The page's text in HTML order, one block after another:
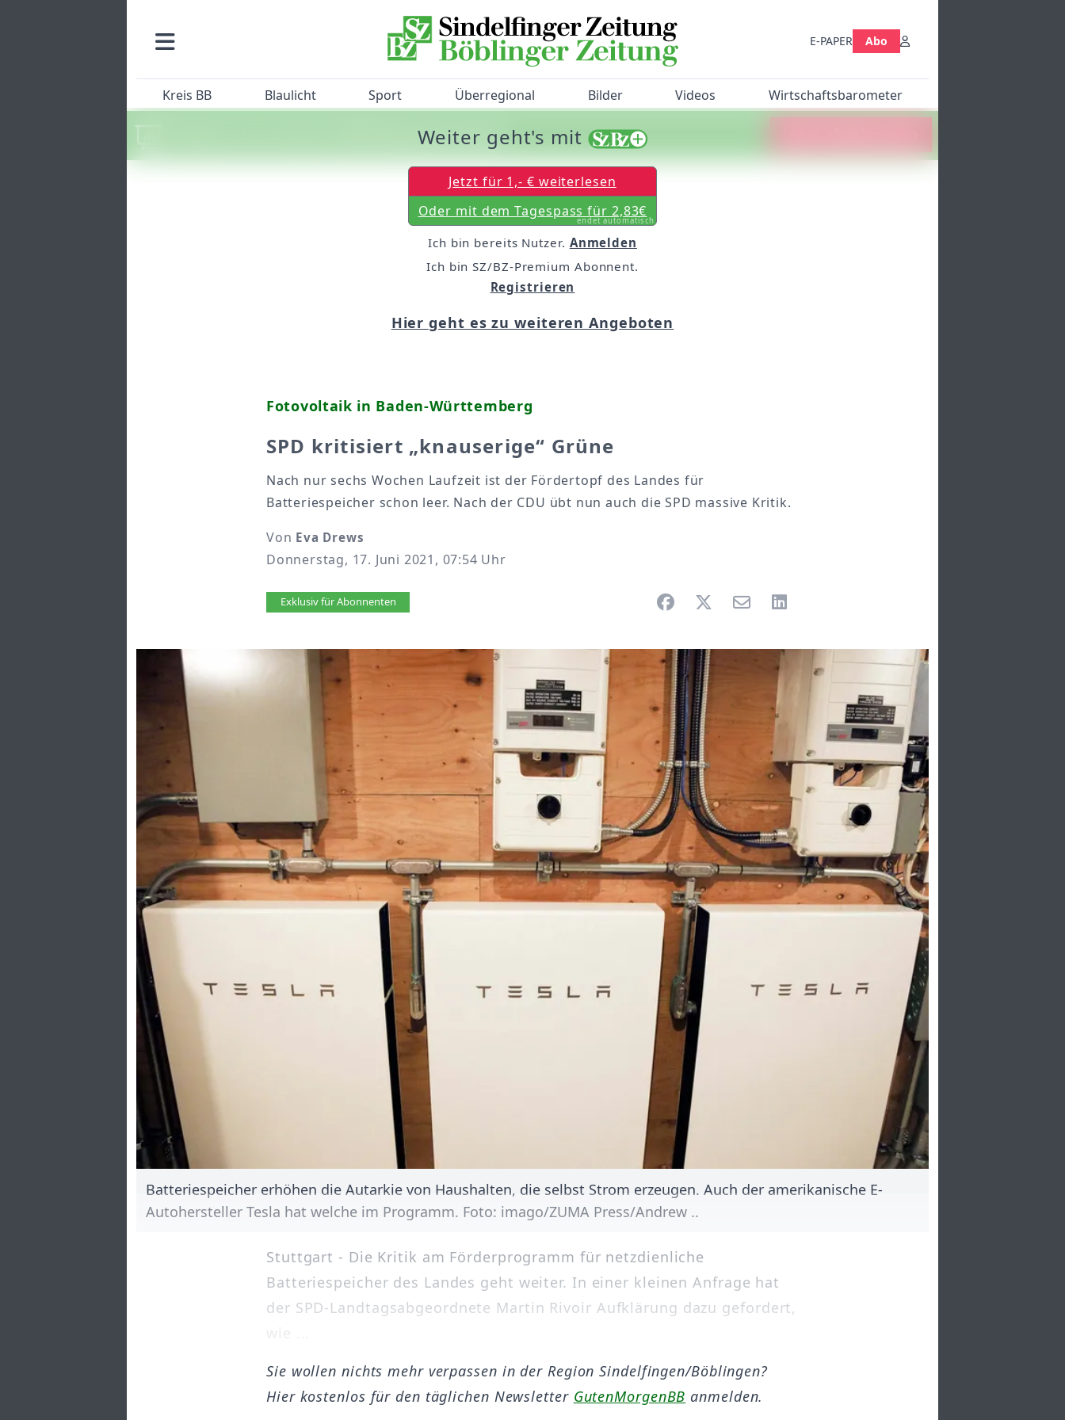
E-PAPER Abo
Kreis BB Blaulicht Sport Überregional Bilder Videos Wirtschaftsbarometer
Machen Sie mit beim SZ/BZ-Bürgerbarometer!
Fotovoltaik in Baden-Württemberg
SPD kritisiert „knauserige“ Grüne
Nach nur sechs Wochen Laufzeit ist der Fördertopf des Landes für
Batteriespeicher schon leer. Nach der CDU übt nun auch die SPD massive Kritik.
Von Eva Drews
Donnerstag, 17. Juni 2021, 07:54 Uhr
Artikel vorlesen
Exklusiv für Abonnenten
Batteriespeicher erhöhen die Autarkie von Haushalten, die selbst Strom erzeugen. Auch der amerikanische E-
Autohersteller Tesla hat welche im Programm. Foto: imago/ZUMA Press/Andrew ..
Stuttgart - Die Kritik am Förderprogramm für netzdienliche
Batteriespeicher des Landes geht weiter. In einer kleinen Anfrage hat
der SPD-Landtagsabgeordnete Martin Rivoir Aufklärung dazu gefordert,
wie ...
Weiter geht's mit
Jetzt für 1,- € weiterlesen
Oder mit dem Tagespass für 2,83€
endet automatisch
Ich bin bereits Nutzer. Anmelden
Ich bin SZ/BZ-Premium Abonnent.
Registrieren
Hier geht es zu weiteren Angeboten
Sie wollen nichts mehr verpassen in der Region Sindelfingen/Böblingen?
Hier kostenlos für den täglichen Newsletter GutenMorgenBB anmelden.